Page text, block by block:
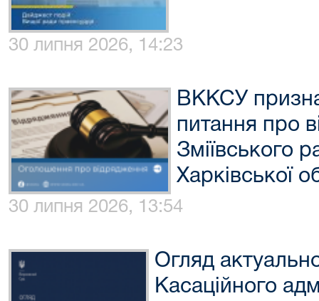
30 липня 2026, 14:23
ВККСУ
питання про
Зміївського
Харківської
30 липня 2026, 13:54
Огляд
Касаційного